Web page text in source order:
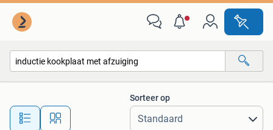
Alle afstanden…
Sorteer op